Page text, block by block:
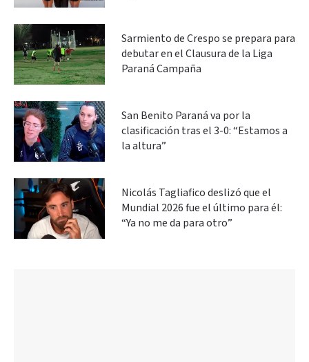
Sarmiento de Crespo se prepara para
debutar en el Clausura de la Liga
Paraná Campaña
San Benito Paraná va por la
clasificación tras el 3-0: “Estamos a
la altura”
Nicolás Tagliafico deslizó que el
Mundial 2026 fue el último para él:
“Ya no me da para otro”